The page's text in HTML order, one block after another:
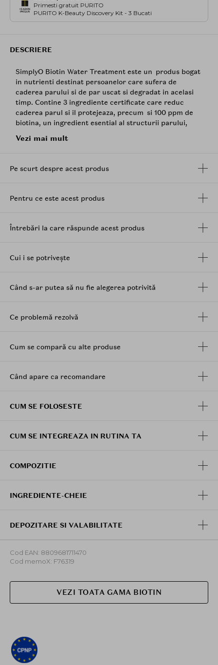
Primesti gratuit PURITO
PURITO K-Beauty Discovery Kit - 3 Bucati
DESCRIERE
SimplyO Biotin Water Treatment este un produs bogat
in nutrienti destinat persoanelor care sufera de
caderea parului si de par uscat si degradat in acelasi
timp. Contine 3 ingrediente certificate care reduc
caderea parul si il protejeaza, precum si 100 ppm de
biotina, un ingredient esential al structurii parului,
textura matasoasa parului tau.
grija de un parfumier profesionist si imbina
Mod de utilizare:
in par, formula lichida se transforma intr-un tip de
Vezi mai mult
Pe scurt despre acest produs
Pentru ce este acest produs
Întrebări la care răspunde acest produs
Cui i se potrivește
Când s-ar putea să nu fie alegerea potrivită
Ce problemă rezolvă
Cum se compară cu alte produse
Când apare ca recomandare
CUM SE FOLOSESTE
CUM SE INTEGREAZA IN RUTINA TA
COMPOZITIE
INGREDIENTE-CHEIE
DEPOZITARE SI VALABILITATE
Cod EAN: 8809681711470
Cod memoX: F76319
VEZI TOATA GAMA BIOTIN